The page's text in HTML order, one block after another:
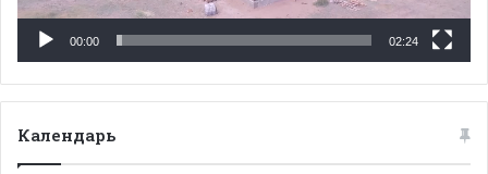
00:00 02:24
Календарь